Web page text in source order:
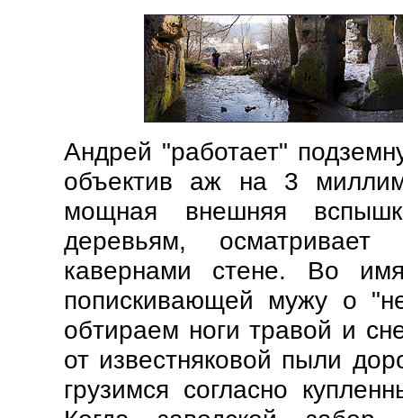
Андрей "работает"
объектив аж на 3
мощная внешняя
деревьям,
кавернами стене. Во
попискивающей мужу о
обтираем ноги травой и
от известняковой пыли
грузимся согласно